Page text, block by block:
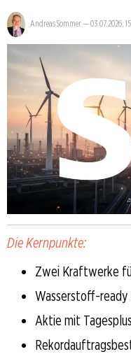
Andreas Sommer— 03.07.2026,
Die Kernpunkte:
Zwei Kraftwerke
Wasserstoff-ready
Aktie mit